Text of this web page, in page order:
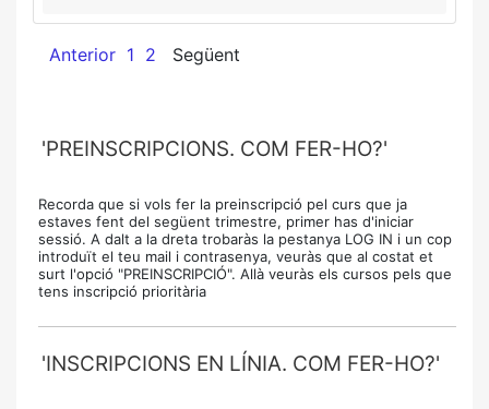
Anterior 1 2 Següent
'PREINSCRIPCIONS. COM FER-HO?'
Recorda que si vols fer la preinscripció pel curs que ja
estaves fent del següent trimestre, primer has d'iniciar
sessió. A dalt a la dreta trobaràs la pestanya LOG IN i un cop
introduït el teu mail i contrasenya, veuràs que al costat et
surt l'opció "PREINSCRIPCIÓ". Allà veuràs els cursos pels que
tens inscripció prioritària
'INSCRIPCIONS EN LÍNIA. COM FER-HO?'